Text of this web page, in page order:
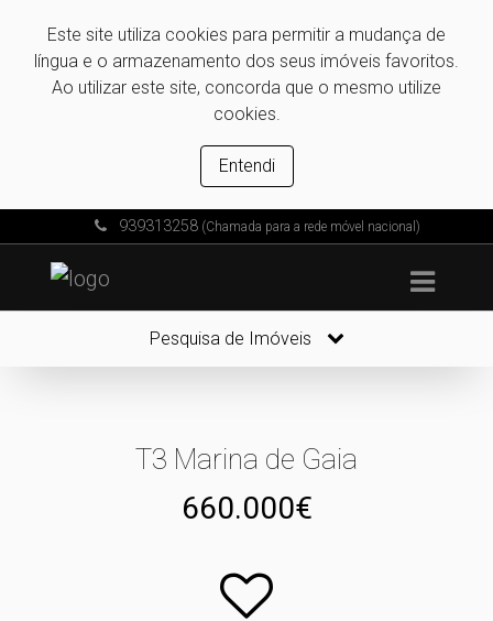
Este site utiliza cookies para permitir a mudança de
língua e o armazenamento dos seus imóveis favoritos.
Ao utilizar este site, concorda que o mesmo utilize
cookies.
Entendi
939313258 (Chamada para a rede móvel nacional)
Pesquisa de Imóveis
T3 Marina de Gaia
660.000€